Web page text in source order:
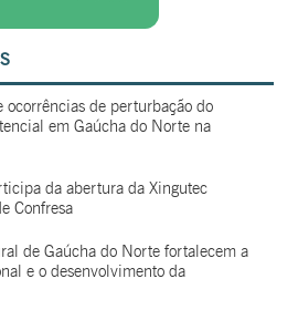
de perturbação do
em Gaúcha do Norte na
da abertura da Xingutec
Confresa
de Gaúcha do Norte fortalecem a
e o desenvolvimento da